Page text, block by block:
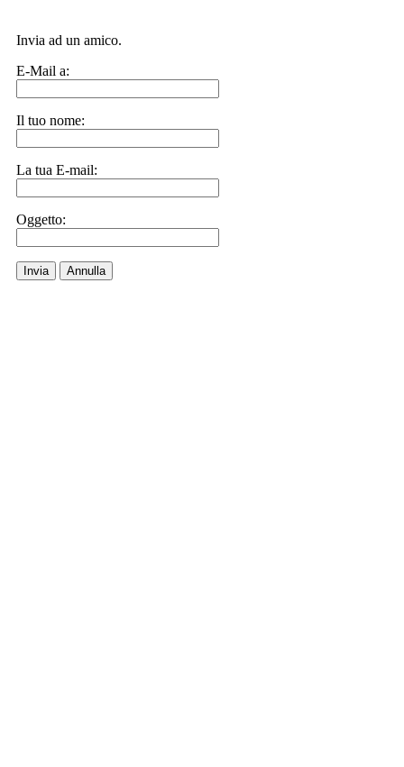
Invia ad un amico.
E-Mail a:
Il tuo nome:
La tua E-mail:
Oggetto:
Invia Annulla